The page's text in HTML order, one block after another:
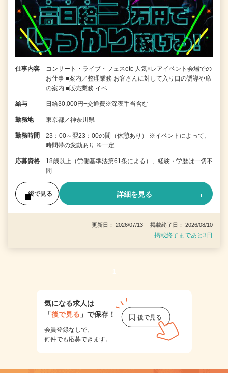
仕事内容
コンサート・ライブ・フェスetc 人気×レアイベント会場での
お仕事 ■案内／整理業務 お客さんに対して入り口の誘導や席
の案内 ■販売業務 イベ…
給与 日給30,000円+交通費※深夜手当含む
勤務地 東京都／神奈川県
勤務時間
23：00～翌23：00の間（休憩あり） ※イベントによって、
時間帯の変動あり ※一定…
応募資格
18歳以上（労働基準法第61条による）、経験・学歴は一切不
問
後で見る 詳細を見る
更新日： 2026/07/13 掲載終了日： 2026/08/10
掲載終了まであと3日
1
気になる求人は
「後で見る 」で保存！
会員登録なしで、
何件でも応募できます。